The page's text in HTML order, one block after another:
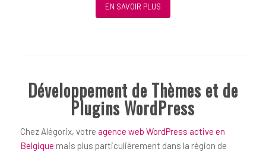
EN SAVOIR PLUS
Développement de Thèmes et de
Plugins WordPress
Chez Alégorix, votre agence web WordPress active en
Belgique mais plus particulièrement dans la région de